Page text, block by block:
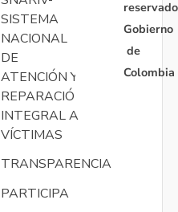
SISTEMA
NACIONAL
DE
ATENCIÓN Y
REPARACIÓN
INTEGRAL A
VÍCTIMAS
TRANSPARENCIA
PARTICIPA
Gobierno
de
Colombia